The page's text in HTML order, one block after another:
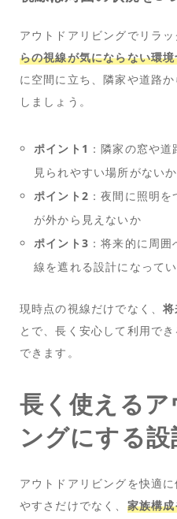
アウトドアリビングでリラッ
らの視線が気にならない環
に空間に立ち、隣家や道路
しましょう。
ポイント1 ：隣家の窓や
見られやすい場所がないか
ポイント2 ：夜間に照明
が外から見えないか
ポイント3 ：将来的に周
線を遮れる設計になって
現時点の視線だけでなく、
とで、長く安心して利用で
できます。
長く使える
ングにする
アウトドアリビングを快適
やすさだけでなく、 家族構